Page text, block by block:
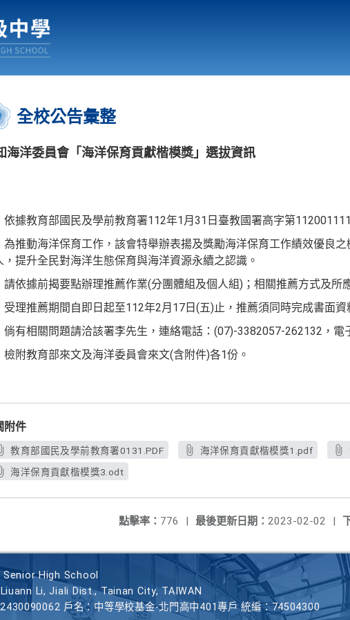
全校公告彙整
海洋委員會「海洋保育貢獻楷模獎」選拔資訊
依據教育部國民及學前教育署112年1月31日臺教國署高字第
為推動海洋保育工作，該會特舉辦表揚及獎勵海洋保育工作績效優良
，提升全民對海洋生態保育與海洋資源永續之認識。
請依據前揭要點辦理推薦作業(分團體組及個人組)；相關推薦方式及所
受理推薦期間自即日起至112年2月17日(五)止，推薦須同時完成書面資
倘有相關問題請洽該署李先生，連絡電話：(07)-3382057-262132，電
檢附教育部來文及海洋委員會來文(含附件)各1份。
附件
教育部國民及學前教育署0131.PDF 海洋保育貢獻楷模獎1.pdf
海洋保育貢獻楷模獎3.odt
最後更新日期： 2023-02-02 |
點擊率： 776 |
Senior High School
Li, Jiali Dist., Tainan City, TAIWAN
戶名：中等學校基金-北門高中401專戶 統編：74504300